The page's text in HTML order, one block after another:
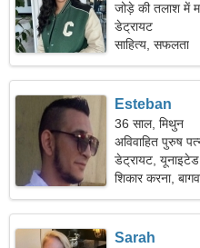
जोड़े की तलाश में
डेट्रायट
साहित्य, सफलता
Esteban
36 साल, मिथुन
अविवाहित पुरुष
डेट्रायट,
शिकार करना,
Sarah